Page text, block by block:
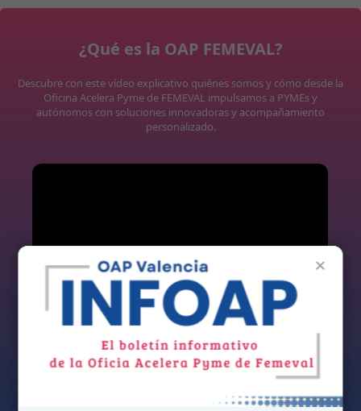
¿Qué es la OAP FEMEVAL?
Descubre con este vídeo explicativo quiénes somos y cómo desde la
Oficina Acelera Pyme de FEMEVAL impulsamos a PYMEs y
autónomos con soluciones innovadoras y acompañamiento
personalizado.
×